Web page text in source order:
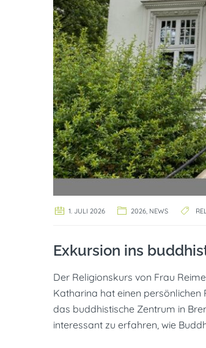
1. JULI 2026 2026 NEWS
Exkursion ins
Der Religionskurs von Frau
Katharina hat einen persönlichen
das buddhistische Zentrum in
interessant zu erfahren, wie